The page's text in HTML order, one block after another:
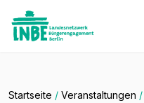
Startseite / Veranstaltungen /